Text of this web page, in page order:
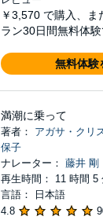
￥3,570 で購入、ま
ラン30日間無料体
無料体験
満潮に乗って
著者： アガサ・クリ
保子
ナレーター： 藤井 剛
再生時間： 11 時間 5
言語： 日本語
4.8